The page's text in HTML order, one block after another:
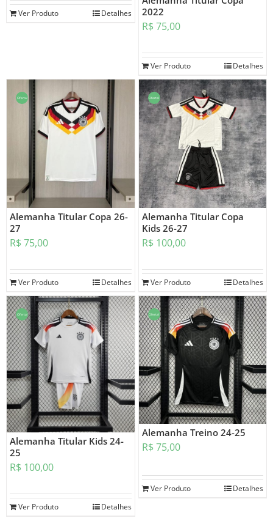
Ver Produto Detalhes
2022
R$ 75,00
Ver Produto Detalhes
Oferta!
Alemanha Titular Copa 26-
27
R$ 75,00
Ver Produto Detalhes
Oferta!
Alemanha Titular Copa
Kids 26-27
R$ 100,00
Ver Produto Detalhes
Oferta!
Alemanha Titular Kids 24-
25
R$ 100,00
Ver Produto Detalhes
Oferta!
Alemanha Treino 24-25
R$ 75,00
Ver Produto Detalhes